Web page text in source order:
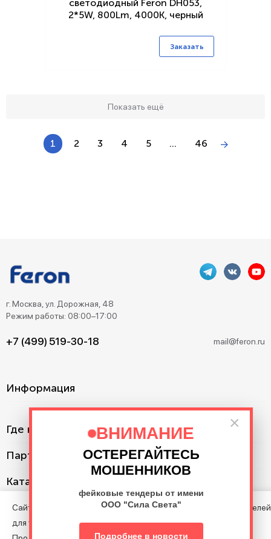
×
ВНИМАНИЕ
ОСТЕРЕГАЙТЕСЬ
МОШЕННИКОВ
фейковые тендеры от имени
ООО "Сила Света"
Подробнее в новости
светодиодный Feron DH053,
2*5W, 800Lm, 4000K, черный
Заказать
Показать ещё
1 2 3 4 5 ... 46
г. Москва, ул. Дорожная, 48
Режим работы: 08:00–17:00
+7 (499) 519-30-18 mail@feron.ru
Информация
Где купить?
Партнерам
Каталог
©2013–2026. Все права защищены. Данный сайт носит
Сайт использует cookie с целью анализа поведения посетителей
для улучшения Сайта.